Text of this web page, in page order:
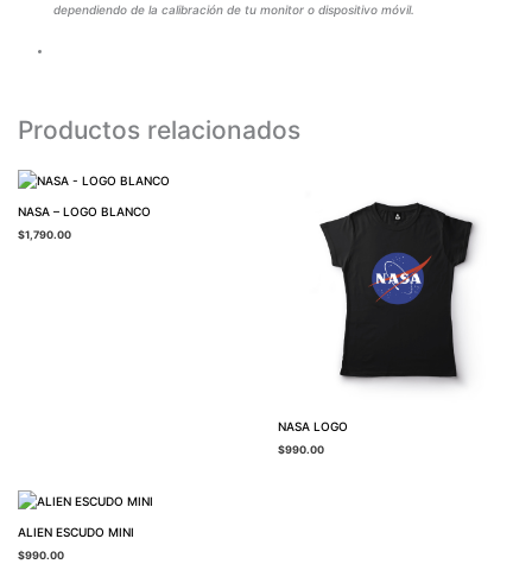
dependiendo de la calibración de tu monitor o dispositivo móvil.
Productos relacionados
NASA – LOGO BLANCO
$1,790.00
NASA LOGO
$990.00
ALIEN ESCUDO MINI
$990.00